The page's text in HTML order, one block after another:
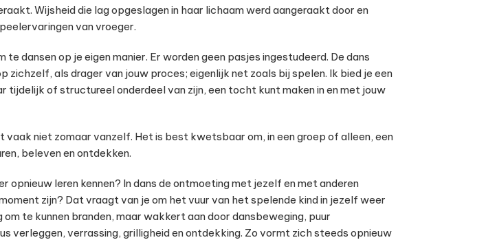
Wijsheid die lag opgeslagen in haar lichaam werd aangeraakt door en
van vroeger.
dansen op je eigen manier. Er worden geen pasjes ingestudeerd. De dans
als drager van jouw proces; eigenlijk net zoals bij spelen. Ik bied je een
of structureel onderdeel van zijn, een tocht kunt maken in en met jouw
niet zomaar vanzelf. Het is best kwetsbaar om, in een groep of alleen, een
beleven en ontdekken.
leren kennen? In dans de ontmoeting met jezelf en met anderen
zijn? Dat vraagt van je om het vuur van het spelende kind in jezelf weer
te kunnen branden, maar wakkert aan door dansbeweging, puur
verrassing, grilligheid en ontdekking. Zo vormt zich steeds opnieuw